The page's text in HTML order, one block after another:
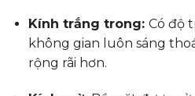
Kính trắng trong: Có độ
không gian luôn sáng
rộng rãi hơn.